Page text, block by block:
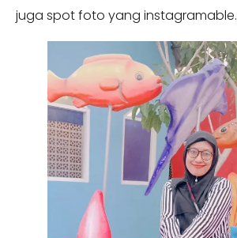
juga spot foto yang instagramable.